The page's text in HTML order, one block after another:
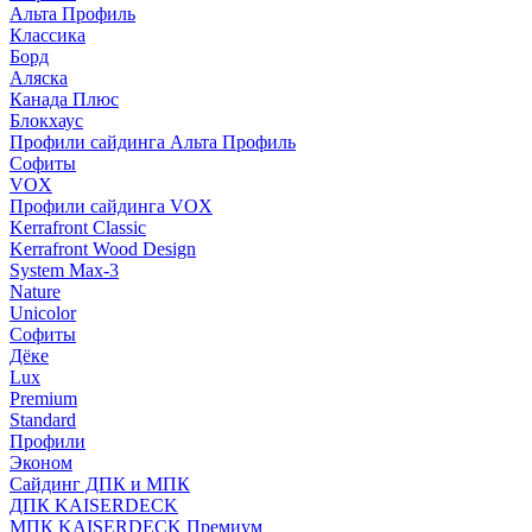
Альта Профиль
Классика
Борд
Аляска
Канада Плюс
Блокхаус
Профили сайдинга Альта Профиль
Софиты
VOX
Профили сайдинга VOX
Kerrafront Classic
Kerrafront Wood Design
System Max-3
Nature
Unicolor
Софиты
Дёке
Lux
Premium
Standard
Профили
Эконом
Сайдинг ДПК и МПК
ДПК KAISERDECK
МПК KAISERDECK Премиум